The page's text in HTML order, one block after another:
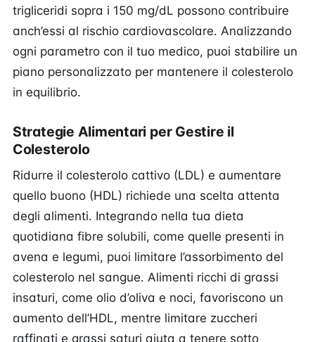
trigliceridi sopra i 150 mg/dL possono contribuire
anch’essi al rischio cardiovascolare. Analizzando
ogni parametro con il tuo medico, puoi stabilire un
piano personalizzato per mantenere il colesterolo
in equilibrio.
Strategie Alimentari per Gestire il
Colesterolo
Ridurre il colesterolo cattivo (LDL) e aumentare
quello buono (HDL) richiede una scelta attenta
degli alimenti. Integrando nella tua dieta
quotidiana fibre solubili, come quelle presenti in
avena e legumi, puoi limitare l’assorbimento del
colesterolo nel sangue. Alimenti ricchi di grassi
insaturi, come olio d’oliva e noci, favoriscono un
aumento dell’HDL, mentre limitare zuccheri
raffinati e grassi saturi aiuta a tenere sotto